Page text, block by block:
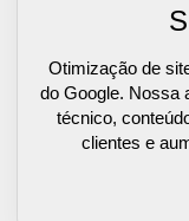
Otimização de
do Google. Nossa
técnico,
clientes e